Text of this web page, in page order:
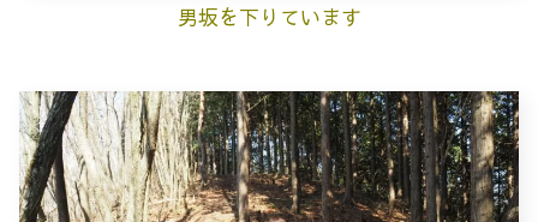
男坂を下りています